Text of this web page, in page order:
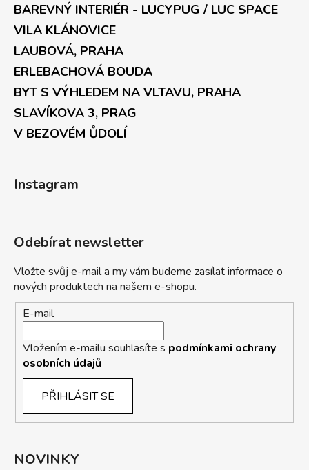
BAREVNÝ INTERIÉR - LUCYPUG / LUC SPACE
VILA KLÁNOVICE
LAUBOVÁ, PRAHA
ERLEBACHOVÁ BOUDA
BYT S VÝHLEDEM NA VLTAVU, PRAHA
SLAVÍKOVA 3, PRAG
V BEZOVÉM ŮDOLÍ
Instagram
Odebírat newsletter
Vložte svůj e-mail a my vám budeme zasílat informace o
nových produktech na našem e-shopu.
E-mail
Vložením e-mailu souhlasíte s podmínkami ochrany
osobních údajů
PŘIHLÁSIT SE
NOVINKY